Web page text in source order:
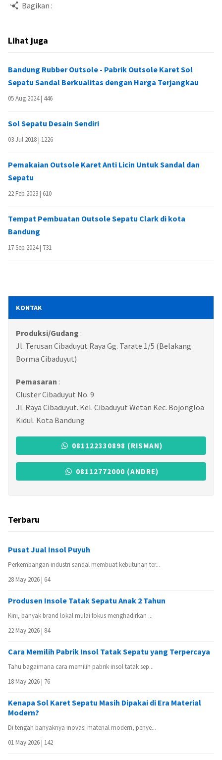
Bagikan :
Lihat juga
Bandung Rubber Outsole - Pabrik Outsole Karet Sol
Sepatu Sandal Berkualitas dengan Harga Terjangkau
05 Aug 2024 | 446
Sol Sepatu Desain Sendiri
03 Jul 2018 | 1226
Pemakaian Outsole Karet Anti Licin Untuk Sandal dan
Sepatu
22 Feb 2023 | 610
Tempat Pembuatan Outsole Sepatu Clark di kota
Bandung
17 Sep 2024 | 731
KONTAK
Produksi/Gudang :
Jl. Terusan Cibaduyut Raya Gg. Tarate 1/5 (Belakang
Borma Cibaduyut)
Pemasaran :
Cluster Cibaduyut No. 9
Jl. Raya Cibaduyut. Kel. Cibaduyut Wetan Kec. Bojongloa
Kidul. Kota Bandung
081122330898 (RISMAN)
08112772000 (ANDRE)
Terbaru
Pusat Jual Insol Puyuh
Perkembangan industri sandal membuat kebutuhan ter...
28 May 2026 | 64
Produsen Insole Tatak Sepatu Anak 2 Tahun
Kini, banyak brand lokal mulai fokus menghadirkan ...
22 May 2026 | 84
Cara Memilih Pabrik Insol Tatak Sepatu yang Terpercaya
Tahu bagaimana cara memilih pabrik insol tatak sep...
18 May 2026 | 76
Kenapa Sol Karet Sepatu Masih Dipakai di Era Material
Modern?
Di tengah banyaknya inovasi material modern, penye...
01 May 2026 | 142